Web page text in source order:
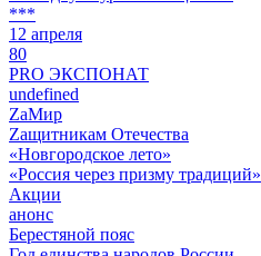
***
12 апреля
80
PRO ЭКСПОНАТ
undefined
ZaМир
Zащитникам Отечества
«Новгородское лето»
«Россия через призму традиций»
Акции
анонс
Берестяной пояс